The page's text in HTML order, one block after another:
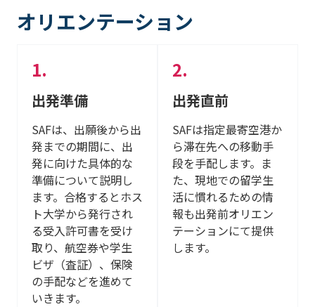
オリエンテーション
出発準備
SAFは、出願後から出
発までの期間に、出
発に向けた具体的な
準備について説明し
ます。合格するとホス
ト大学から発行され
る受入許可書を受け
取り、航空券や学生
ビザ（査証）、保険
の手配などを進めて
いきます。
出発直前
SAFは指定最寄空港か
ら滞在先への移動手
段を手配します。ま
た、現地での留学生
活に慣れるための情
報も出発前オリエン
テーションにて提供
します。